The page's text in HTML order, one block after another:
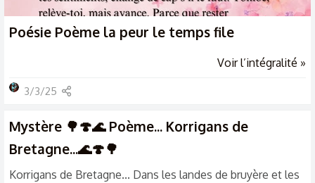
Poésie Poème la peur le temps file
Voir l’intégralité »
3/3/25
Mystère 🌳🍄🌊 Poème... Korrigans de
Bretagne...🌊🍄🌳
Korrigans de Bretagne... Dans les landes de bruyère et les